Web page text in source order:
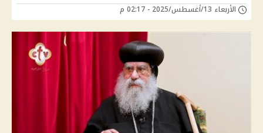
الأربعاء 13/أغسطس/2025 - 02:17 م